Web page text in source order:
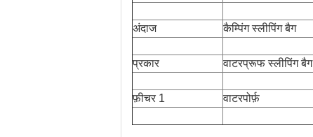
अंदाज कैम्पिंग स्लीपिंग बैग
प्रकार वाटरप्रूफ स्लीपिंग बैग
फ़ीचर 1 वाटरपोर्फ़